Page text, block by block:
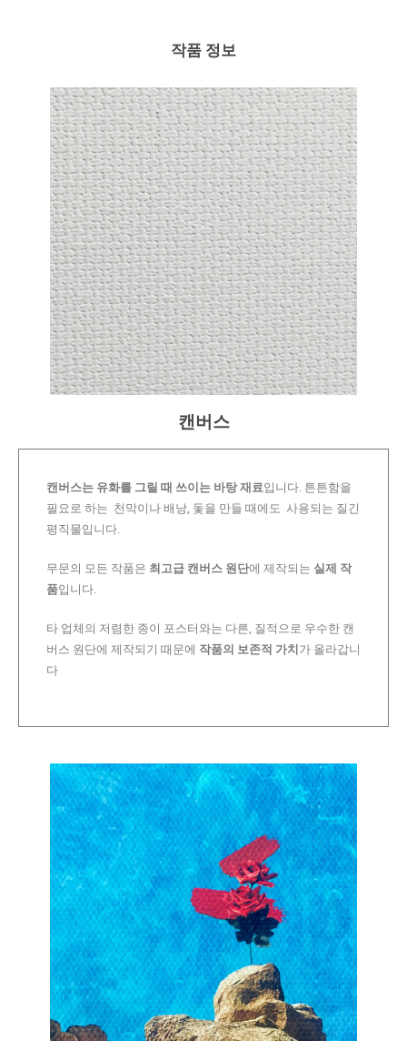
작품 정보
캔버스
캔버스는 유화를 그릴 때 쓰이는 바탕 재료입니다. 튼튼함을
필요로 하는 천막이나 배낭, 돛을 만들 때에도 사용되는 질긴
평직물입니다.
무문의 모든 작품은 최고급 캔버스 원단에 제작되는 실제 작
품입니다.
타 업체의 저렴한 종이 포스터와는 다른, 질적으로 우수한 캔
버스 원단에 제작되기 때문에 작품의 보존적 가치 가 올라갑니
다